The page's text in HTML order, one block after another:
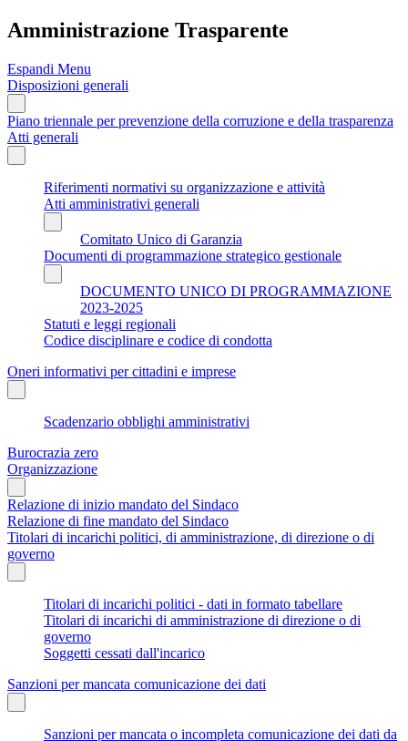
Amministrazione Trasparente
Espandi Menu
Disposizioni generali
Piano triennale per prevenzione della corruzione e della trasparenza
Atti generali
Riferimenti normativi su organizzazione e attività
Atti amministrativi generali
Comitato Unico di Garanzia
Documenti di programmazione strategico gestionale
DOCUMENTO UNICO DI PROGRAMMAZIONE
2023-2025
Statuti e leggi regionali
Codice disciplinare e codice di condotta
Oneri informativi per cittadini e imprese
Scadenzario obblighi amministrativi
Burocrazia zero
Organizzazione
Relazione di inizio mandato del Sindaco
Relazione di fine mandato del Sindaco
Titolari di incarichi politici, di amministrazione, di direzione o di
governo
Titolari di incarichi politici - dati in formato tabellare
Titolari di incarichi di amministrazione di direzione o di
governo
Soggetti cessati dall'incarico
Sanzioni per mancata comunicazione dei dati
Sanzioni per mancata o incompleta comunicazione dei dati da